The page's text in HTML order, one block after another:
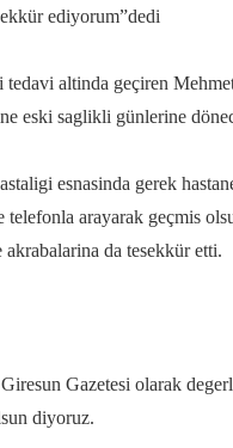
ediyorum”dedi
tedavi altinda geçiren
eski saglikli günlerine
esnasinda gerek
telefonla arayarak geçmis
akrabalarina da tesekkür etti.
Gazetesi olarak
diyoruz.